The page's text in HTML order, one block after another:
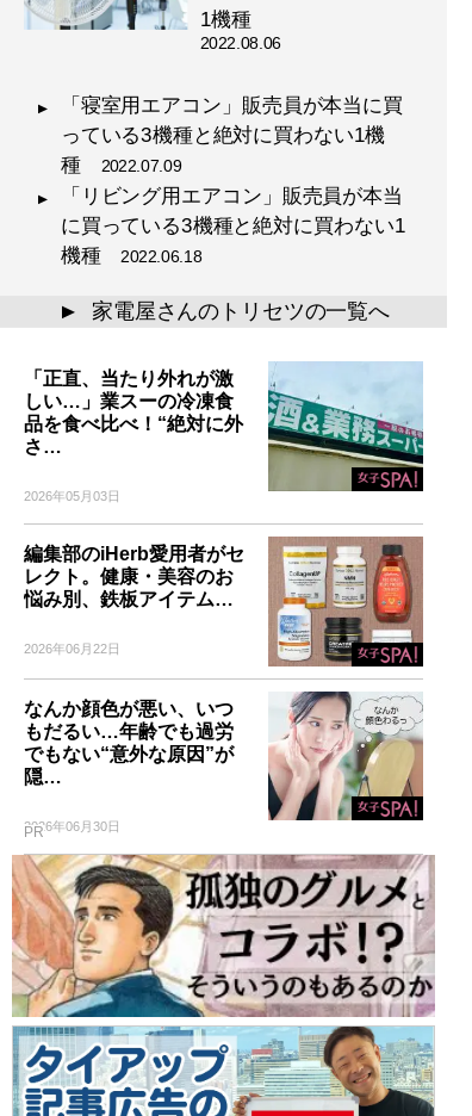
1機種
2022.08.06
「寝室用エアコン」販売員が本当に買
っている3機種と絶対に買わない1機
種 2022.07.09
「リビング用エアコン」販売員が本当
に買っている3機種と絶対に買わない1
機種2022.06.18
▲ 家電屋さんのトリセツの一覧へ
「正直、当たり外れが激
しい…」業スーの冷凍食
品を食べ比べ！“絶対に外
さ…
2026年05月03日
編集部のiHerb愛用者がセ
レクト。健康・美容のお
悩み別、鉄板アイテム…
2026年06月22日
なんか顔色が悪い、いつ
もだるい…年齢でも過労
でもない“意外な原因”が
隠…
2026年06月30日
PR